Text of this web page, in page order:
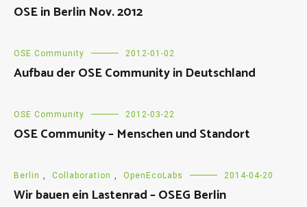
OSE in Berlin Nov. 2012
OSE Community 2012-01-02
Aufbau der OSE Community in Deutschland
OSE Community 2012-03-22
OSE Community – Menschen und Standort
Berlin , Collaboration , OpenEcoLabs 2014-04-20
Wir bauen ein Lastenrad – OSEG Berlin